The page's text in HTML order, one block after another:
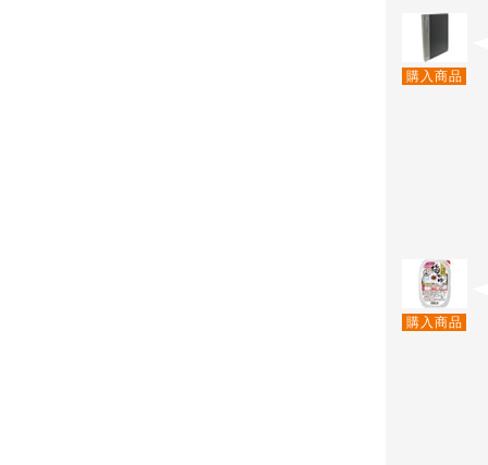
購入商品
購入商品